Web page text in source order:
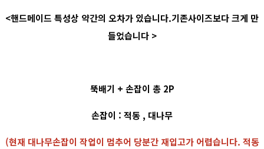
<핸드메이드 특성상 약간의 오차가 있습니다.기존사이즈보다 크게 만
들었습니다 >
뚝배기 + 손잡이 총 2P
손잡이 : 적동 , 대나무
(현재 대나무손잡이 작업이 멈추어 당분간 재입고가 어렵습니다. 적동